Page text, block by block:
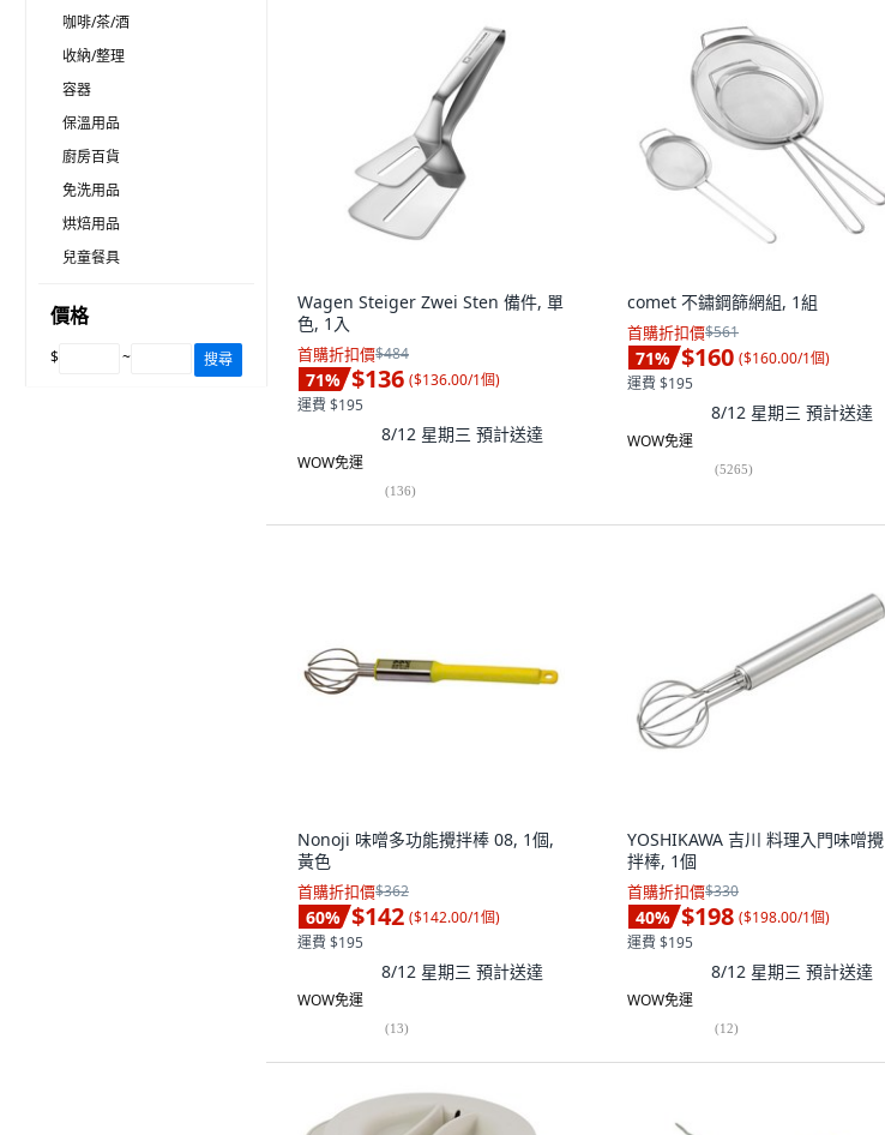
咖啡/茶/酒
收納/整理
容器
保溫用品
廚房百貨
免洗用品
烘焙用品
兒童餐具
價格
$ ~ 搜尋
Wagen Steiger Zwei Sten 備件, 單
色, 1入
首購折扣價$484
71% $136 ($136.00/1個)
運費 $195
8/12 星期三 預計送達
WOW免運
(136)
comet 不鏽鋼篩網組, 1組
首購折扣價$561
71% $160 ($160.00/1個)
運費 $195
8/12 星期三 預計送達
WOW免運
(5265)
Nonoji 味噌多功能攪拌棒 08, 1個,
黃色
首購折扣價$362
60% $142 ($142.00/1個)
運費 $195
8/12 星期三 預計送達
WOW免運
(13)
YOSHIKAWA 吉川 料理入門味噌攪
拌棒, 1個
首購折扣價$330
40% $198 ($198.00/1個)
運費 $195
8/12 星期三 預計送達
WOW免運
(12)